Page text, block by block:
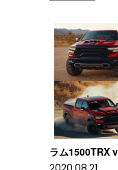
ラム1500TRX